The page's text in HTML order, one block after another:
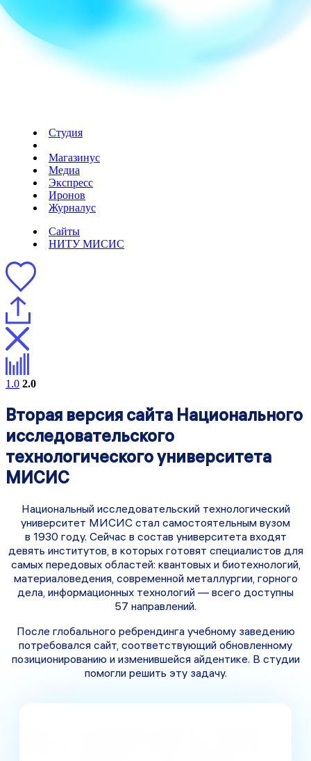
EN
Новое
Инвентарь
Задизайнено
Студия
Магазинус
Медиа
Экспресс
Иронов
Журналус
Сайты
НИТУ МИСИС
1.0 2.0
Вторая версия сайта Национального
исследовательского
технологического университета
МИСИС
Национальный исследовательский технологический
университет МИСИС стал самостоятельным вузом
в 1930 году. Сейчас в состав университета входят
девять институтов, в которых готовят специалистов для
самых передовых областей: квантовых и биотехнологий,
материаловедения, современной металлургии, горного
дела, информационных технологий — всего доступны
57 направлений.
После глобального ребрендинга учебному заведению
потребовался сайт, соответствующий обновленному
позиционированию и изменившейся айдентике. В студии
помогли решить эту задачу.